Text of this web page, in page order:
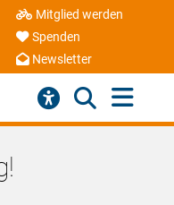
Mitglied werden
Spenden
Newsletter